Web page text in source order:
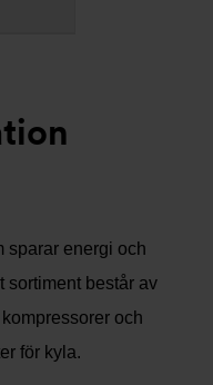
sparar energi och
sortiment består av
och
för kyla.